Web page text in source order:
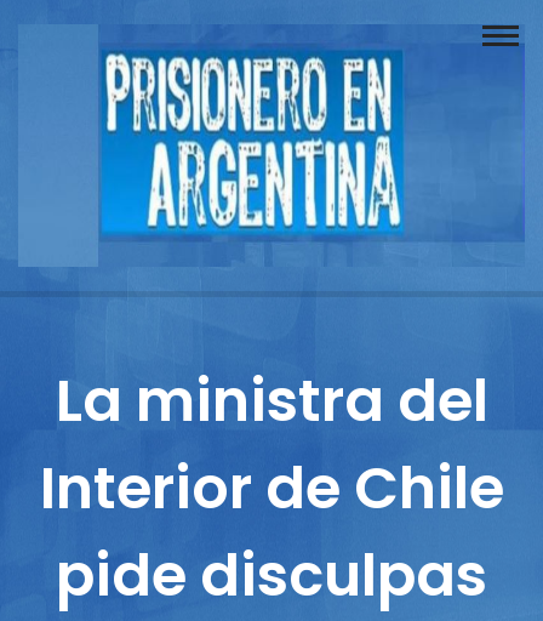
Buscador
Documentos
Reportajes
Columnistas
La ministra del
Interior de Chile
pide disculpas